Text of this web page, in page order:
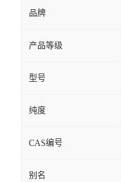
品牌
产品等级
型号
纯度
CAS编号
别名